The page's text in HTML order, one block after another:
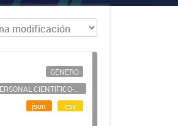
GÉNERO
PERSONAL CIENTÍFICO-TECNOLÓGICO
json
csv